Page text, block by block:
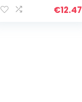
Schmerzen, wie
€12.47